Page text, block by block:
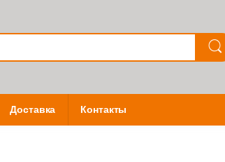
Доставка Контакты